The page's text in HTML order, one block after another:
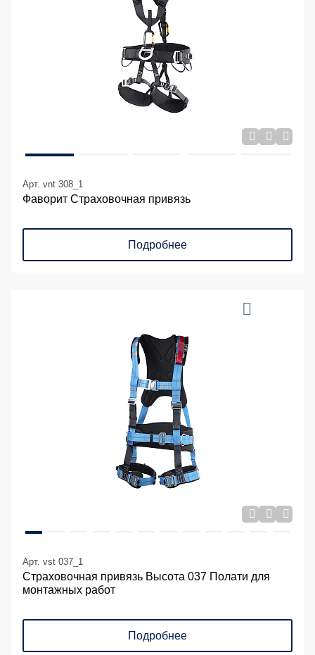
Арт. vnt 308_1
Фаворит Страховочная привязь
Подробнее
Арт. vst 037_1
Страховочная привязь Высота 037 Полати для
монтажных работ
Подробнее